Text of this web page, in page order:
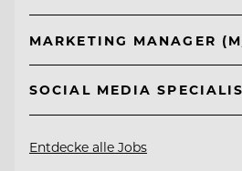
MARKETING MANAGER
SOCIAL MEDIA
Entdecke alle Jobs